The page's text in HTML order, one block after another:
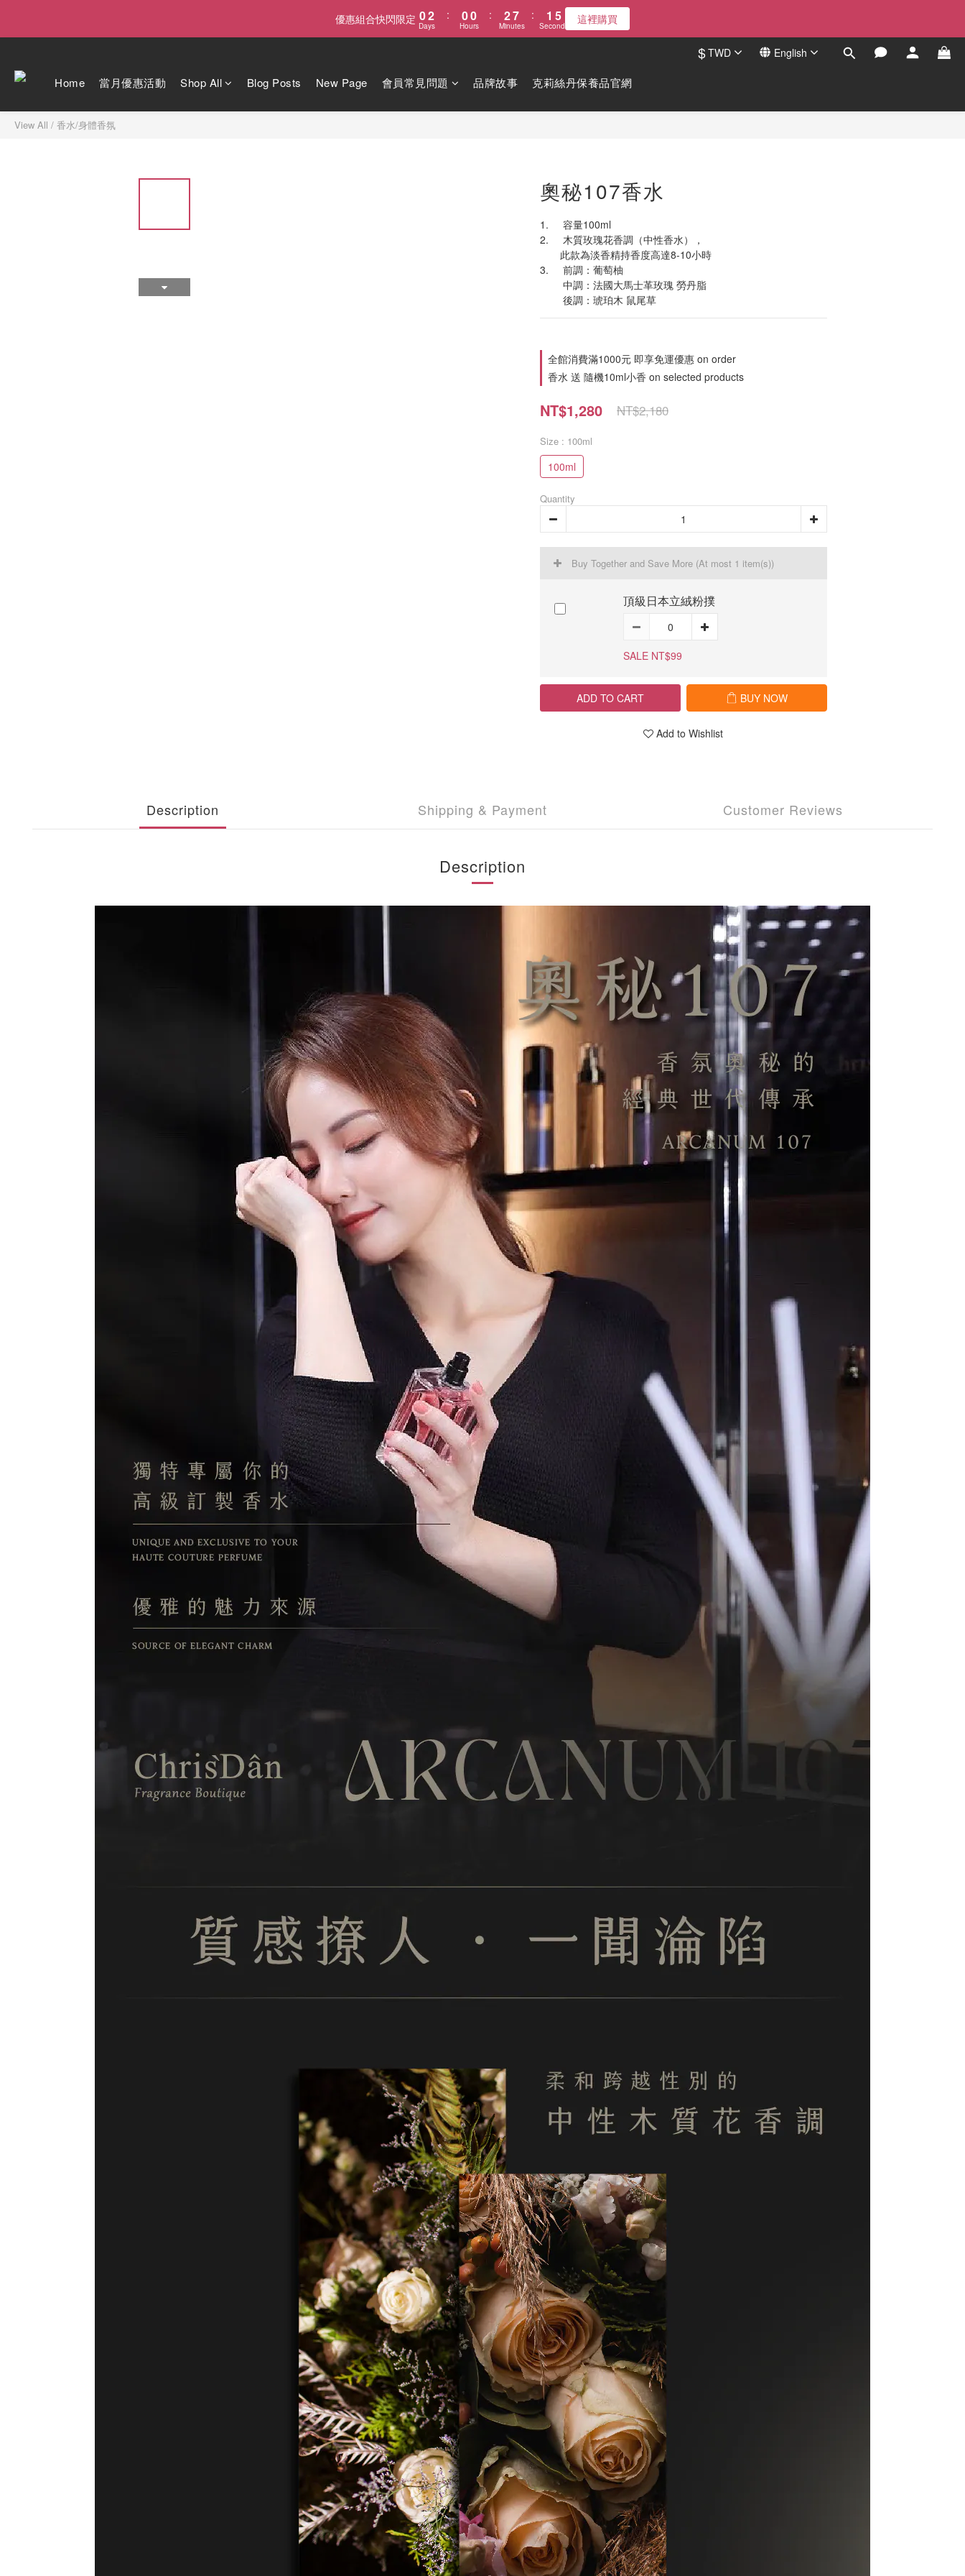
優惠組合快閃限定 02
1
Days
:
00
Hours
:
2
1
7
6
3
1
Minutes
:
1
0
4
3
0
Seconds 這裡購買
$TWD English
Home 當月優惠活動 Shop All Blog Posts New Page 會員常見問題 品牌故事 克莉絲丹保養品官網
View All / 香水/身體香氛
奧秘107香水
1.	容量100ml
2.	木質玫瑰花香調（中性香水），
       此款為淡香精持香度高達8-10小時
3.	前調：葡萄柚
        中調：法國大馬士革玫瑰 勞丹脂
        後調：琥珀木 鼠尾草
全館消費滿1000元 即享免運優惠 on order
香水 送 隨機10ml小香 on selected products
NT$1,280 NT$2,180
Size : 100ml
100ml
Quantity
Buy Together and Save More (At most 1 item(s))
頂級日本立絨粉撲
SALE NT$99
ADD TO CART BUY NOW
Add to Wishlist
Description Shipping & Payment Customer Reviews
Description